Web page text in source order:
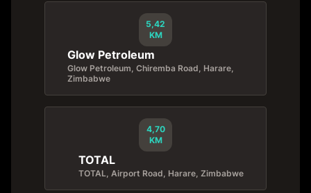
5,42
KM
Glow Petroleum
Glow Petroleum, Chiremba Road, Harare,
Zimbabwe
4,70
KM
TOTAL
TOTAL, Airport Road, Harare, Zimbabwe